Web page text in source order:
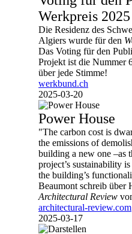
Werkpreis 2025
Die Residenz des
Algiers wurde für den
Das Voting für den
Projekt ist die Nummer
über jede Stimme!
werkbund.ch
2025-03-20
Power House
"The carbon cost is
the emissions of
building a new one –as
project’s sustainability
the building’s
Beaumont schreib über
Architectural Review
architectural-review.com
2025-03-17